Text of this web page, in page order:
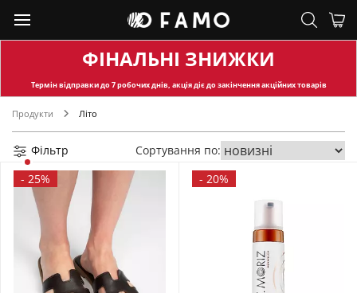
ФІНАЛЬНІ ЗНИЖКИ
Термін відправкидо 7 робочих днів, акція діє до закінчення акційних товарів
Продукти Літо
Фільтр
Сортування по:
- 25% - 20%